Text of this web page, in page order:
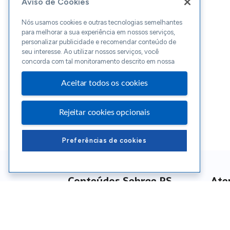
Conteúdos Sebrae RS
Nós usamos cookies e outras tecnologias semelhantes
para melhorar a sua experiência em nossos serviços,
personalizar publicidade e recomendar conteúdo de
seu interesse. Ao utilizar nossos serviços, você
concorda com tal monitoramento descrito em nossa
Aceitar todos os cookies
Rejeitar cookies opcionais
Preferências de cookies